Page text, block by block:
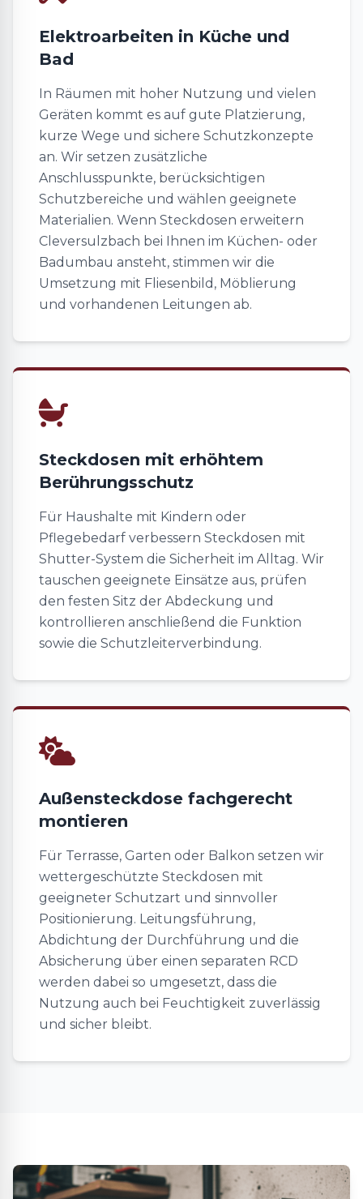
Elektroarbeiten in Küche und
Bad
In Räumen mit hoher Nutzung und vielen
Geräten kommt es auf gute Platzierung,
kurze Wege und sichere Schutzkonzepte
an. Wir setzen zusätzliche
Anschlusspunkte, berücksichtigen
Schutzbereiche und wählen geeignete
Materialien. Wenn Steckdosen erweitern
Cleversulzbach bei Ihnen im Küchen- oder
Badumbau ansteht, stimmen wir die
Umsetzung mit Fliesenbild, Möblierung
und vorhandenen Leitungen ab.
Steckdosen mit erhöhtem
Berührungsschutz
Für Haushalte mit Kindern oder
Pflegebedarf verbessern Steckdosen mit
Shutter-System die Sicherheit im Alltag. Wir
tauschen geeignete Einsätze aus, prüfen
den festen Sitz der Abdeckung und
kontrollieren anschließend die Funktion
sowie die Schutzleiterverbindung.
Außensteckdose fachgerecht
montieren
Für Terrasse, Garten oder Balkon setzen wir
wettergeschützte Steckdosen mit
geeigneter Schutzart und sinnvoller
Positionierung. Leitungsführung,
Abdichtung der Durchführung und die
Absicherung über einen separaten RCD
werden dabei so umgesetzt, dass die
Nutzung auch bei Feuchtigkeit zuverlässig
und sicher bleibt.